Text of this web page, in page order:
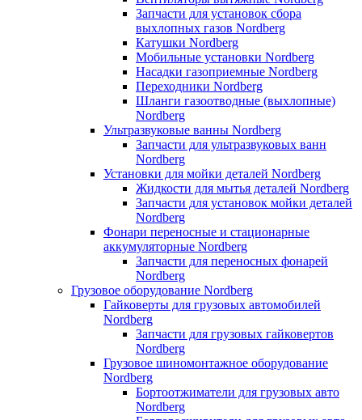
Запчасти для установок сбора
выхлопных газов Nordberg
Катушки Nordberg
Мобильные установки Nordberg
Насадки газоприемные Nordberg
Переходники Nordberg
Шланги газоотводные (выхлопные)
Nordberg
Ультразвуковые ванны Nordberg
Запчасти для ультразвуковых ванн
Nordberg
Установки для мойки деталей Nordberg
Жидкости для мытья деталей Nordberg
Запчасти для установок мойки деталей
Nordberg
Фонари переносные и стационарные
аккумуляторные Nordberg
Запчасти для переносных фонарей
Nordberg
Грузовое оборудование Nordberg
Гайковерты для грузовых автомобилей
Nordberg
Запчасти для грузовых гайковертов
Nordberg
Грузовое шиномонтажное оборудование
Nordberg
Бортоотжиматели для грузовых авто
Nordberg